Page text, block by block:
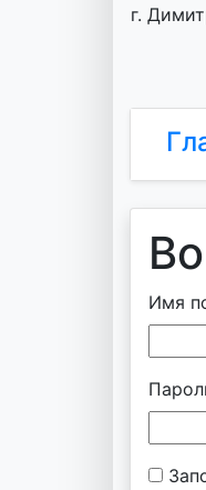
г.
Имя